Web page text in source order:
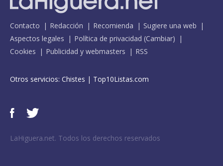
Contacto Redacción Recomienda
Sugiere una web
Aspectos legales
Política de privacidad (Cambiar)
Cookies
Publicidad y webmasters RSS
Otros servicios: Chistes | Top10Listas.com
LaHiguera.net. Todos los derechos reservados